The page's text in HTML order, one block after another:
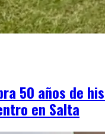
50 años de
en Salta